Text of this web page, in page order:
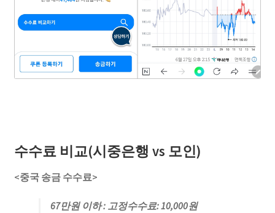
수수료 비교(시중은행 vs 모인)
<중국 송금 수수료>
67만원 이하 : 고정수수료: 10,000원